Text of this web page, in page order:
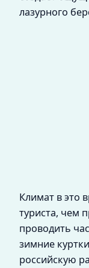
лазурного
Климат в это
туриста, чем
проводить
зимние
российскую